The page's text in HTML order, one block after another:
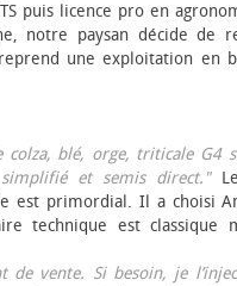
puis licence pro en
notre paysan décide de
une exploitation en
colza, blé, orge, triticale G4
et semis direct."Le
est primordial. Il a choisi
technique est classique
de vente. Si besoin, je